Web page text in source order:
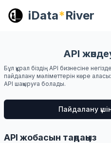
iData*River
API
Бұл құрал біздің API бизнесіне
пайдалану мәліметтерін көре
API шақыруға болады.
Пайдалану үшін
API жобасын таңдаңыз